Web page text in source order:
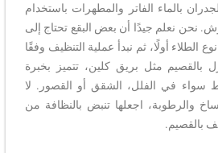
بالماء الفاتر والمطهرات باستخدام
نحن نعلم جيدًا أن بعض البقع تحتاج إلى
الطلاء أولًا، ثم نبدأ عملية التنظيف وفقًا
بالقصيم مثل بريق كلين، تتميز بخبرة
سواء في الفلل، الشقق أو القصور. لا
والرطوبة، اجعلها تنبض بالنظافة من
بالقصيم.